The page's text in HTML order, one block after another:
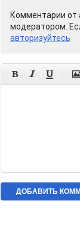
Комментарии от
модератором.
авторизуйтесь
  